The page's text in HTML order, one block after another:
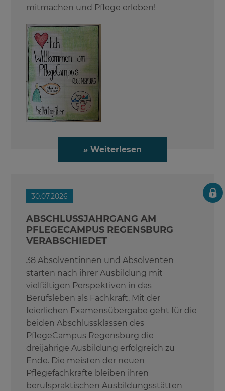
mitmachen und Pflege erleben!
» Weiterlesen
30.07.2026
ABSCHLUSSJAHRGANG AM
PFLEGECAMPUS REGENSBURG
VERABSCHIEDET
38 Absolventinnen und Absolventen
starten nach ihrer Ausbildung mit
vielfältigen Perspektiven in das
Berufsleben als Fachkraft. Mit der
feierlichen Examensübergabe geht für die
beiden Abschlussklassen des
PflegeCampus Regensburg die
dreijährige Ausbildung erfolgreich zu
Ende. Die meisten der neuen
Pflegefachkräfte bleiben ihren
berufspraktischen Ausbildungsstätten